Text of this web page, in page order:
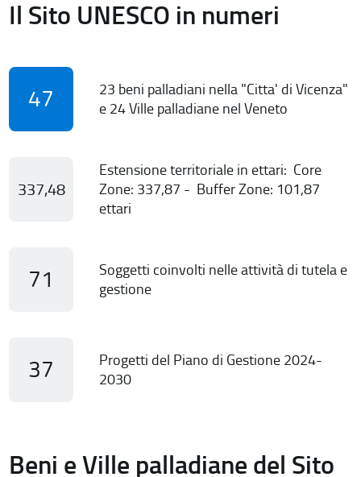
Il Sito UNESCO in numeri
47
23 beni palladiani nella "Citta' di Vicenza"
e 24 Ville palladiane nel Veneto
337,48
Estensione territoriale in ettari: Core
Zone: 337,87 - Buffer Zone: 101,87
ettari
71
Soggetti coinvolti nelle attività di tutela e
gestione
37
Progetti del Piano di Gestione 2024-
2030
Beni e Ville palladiane del Sito